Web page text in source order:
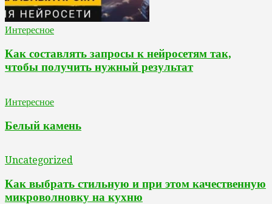
Интересное
Как составлять запросы к нейросетям так,
чтобы получить нужный результат
Интересное
Белый камень
Uncategorized
Как выбрать стильную и при этом качественную
микроволновку на кухню